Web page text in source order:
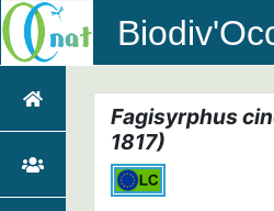
Fagisyrphus
1817)